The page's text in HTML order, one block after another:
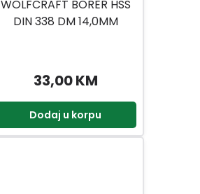
WOLFCRAFT BORER HSS
DIN 338 DM 14,0MM
33,00 KM
Dodaj u korpu